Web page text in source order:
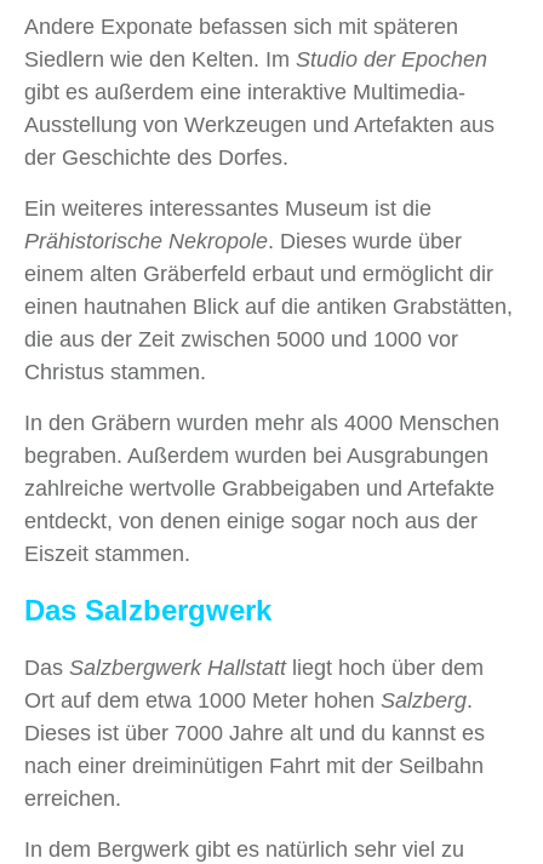
Andere Exponate befassen sich mit späteren
Siedlern wie den Kelten. Im Studio der Epochen
gibt es außerdem eine interaktive Multimedia-
Ausstellung von Werkzeugen und Artefakten aus
der Geschichte des Dorfes.
Ein weiteres interessantes Museum ist die
Prähistorische Nekropole. Dieses wurde über
einem alten Gräberfeld erbaut und ermöglicht dir
einen hautnahen Blick auf die antiken Grabstätten,
die aus der Zeit zwischen 5000 und 1000 vor
Christus stammen.
In den Gräbern wurden mehr als 4000 Menschen
begraben. Außerdem wurden bei Ausgrabungen
zahlreiche wertvolle Grabbeigaben und Artefakte
entdeckt, von denen einige sogar noch aus der
Eiszeit stammen.
Das Salzbergwerk
Das Salzbergwerk Hallstattliegt hoch über dem
Ort auf dem etwa 1000 Meter hohen Salzberg.
Dieses ist über 7000 Jahre alt und du kannst es
nach einer dreiminütigen Fahrt mit der Seilbahn
erreichen.
In dem Bergwerk gibt es natürlich sehr viel zu